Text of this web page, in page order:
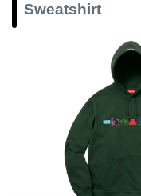
Sweatshirt